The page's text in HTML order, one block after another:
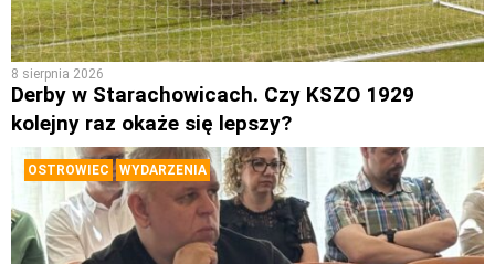
8 sierpnia 2026
Derby w Starachowicach. Czy KSZO 1929
kolejny raz okaże się lepszy?
OSTROWIEC WYDARZENIA